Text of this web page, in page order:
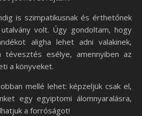
is szimpatikusnak és érthetőnek
volt. Úgy gondoltam, hogy
aligha lehet adni valakinek,
esélye, amennyiben az
a könyveket.
mellé lehet: képzeljük csak el,
egy egyiptomi álomnyaralásra,
a forróságot!